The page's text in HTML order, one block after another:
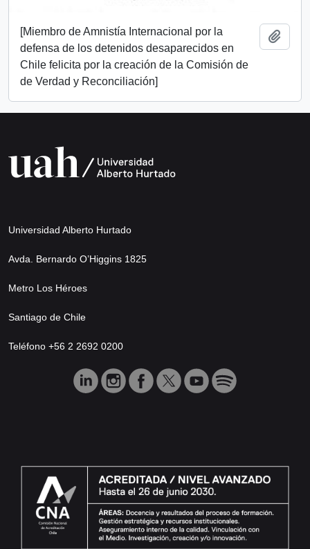
[Miembro de Amnistía Internacional por la
defensa de los detenidos desaparecidos en
Chile felicita por la creación de la Comisión de
de Verdad y Reconciliación]
Universidad Alberto Hurtado
Avda. Bernardo O’Higgins 1825
Metro Los Héroes
Santiago de Chile
Teléfono +56 2 2692 0200